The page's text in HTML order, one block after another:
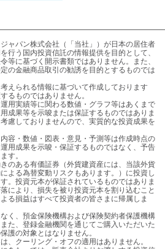
は、自らの投資
け強力で影響力
認識していませ
ん。
気候変動が私たちの生活に与える
て気づきを与えてくれました。
行う国内投資信託の情報提供を目的として、
等に基づく開示書類ではありません。また、
の金融商品取引の勧誘を目的とするものでは
るものではありません。
成果等を示唆または保証するものではありま
慮しておりませんので、実質的な投資成果を
用成果を示唆・保証するものではなく、予告
す。
よる為替変動リスクもあります。）に投資し
。投資元本が保証されているものではありま
により、損失を被り投資元本を割り込むこと
る損益はすべて投資者の皆さまに帰属しま
た、登録金融機関を通じてご購入いただいた
護の対象とはなりません。